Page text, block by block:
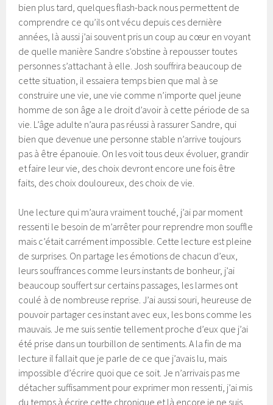
bien plus tard, quelques flash-back nous permettent de
comprendre ce qu’ils ont vécu depuis ces dernière
années, là aussi j’ai souvent pris un coup au cœur en voyant
de quelle manière Sandre s’obstine à repousser toutes
personnes s’attachant à elle. Josh souffrira beaucoup de
cette situation, il essaiera temps bien que mal à se
construire une vie, une vie comme n’importe quel jeune
homme de son âge a le droit d’avoir à cette période de sa
vie. L’âge adulte n’aura pas réussi à rassurer Sandre, qui
bien que devenue une personne stable n’arrive toujours
pas à être épanouie. On les voit tous deux évoluer, grandir
et faire leur vie, des choix devront encore une fois être
faits, des choix douloureux, des choix de vie.
Une lecture qui m’aura vraiment touché, j’ai par moment
ressenti le besoin de m’arrêter pour reprendre mon souffle
mais c’était carrément impossible. Cette lecture est pleine
de surprises. On partage les émotions de chacun d’eux,
leurs souffrances comme leurs instants de bonheur, j’ai
beaucoup souffert sur certains passages, les larmes ont
coulé à de nombreuse reprise. J’ai aussi souri, heureuse de
pouvoir partager ces instant avec eux, les bons comme les
mauvais. Je me suis sentie tellement proche d’eux que j’ai
été prise dans un tourbillon de sentiments. A la fin de ma
lecture il fallait que je parle de ce que j’avais lu, mais
impossible d’écrire quoi que ce soit. Je n’arrivais pas me
détacher suffisamment pour exprimer mon ressenti, j’ai mis
du temps à écrire cette chronique et là encore je ne suis